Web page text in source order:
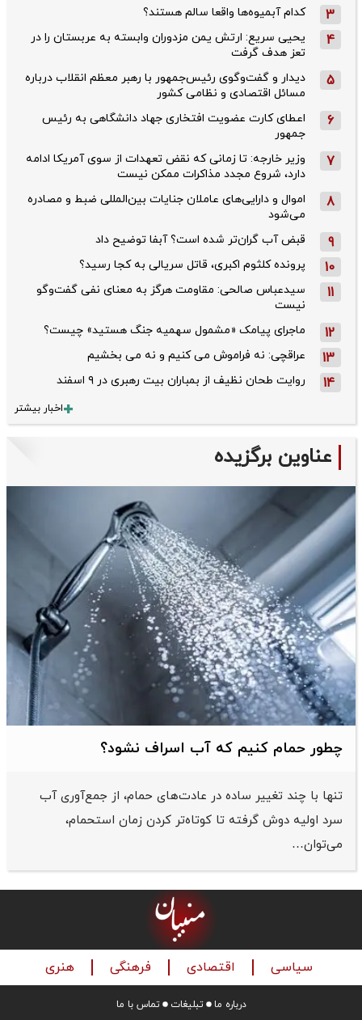
3 کدام آبمیوه‌ها واقعا سالم هستند؟
4
یحیی سریع: ارتش یمن مزدوران وابسته به عربستان را در
تعز هدف گرفت
5
دیدار و گفت‌وگوی رئیس‌جمهور با رهبر معظم انقلاب درباره
مسائل اقتصادی و نظامی کشور
6
اعطای کارت عضویت افتخاری جهاد دانشگاهی به رئیس‌
جمهور
7
وزیر خارجه: تا زمانی که نقض تعهدات از سوی آمریکا ادامه
دارد، شروع مجدد مذاکرات ممکن نیست
8
اموال و دارایی‌های عاملان جنایات بین‌المللی ضبط و مصادره
می‌شود
9 قبض آب گران‌تر شده است؟ آبفا توضیح داد
10 پرونده کلثوم اکبری، قاتل سریالی به کجا رسید؟
11
سیدعباس صالحی: مقاومت هرگز به معنای نفی گفت‌وگو
نیست
12 ماجرای پیامک «مشمول سهمیه جنگ هستید» چیست؟
13 عراقچی: نه فراموش می کنیم و نه می بخشیم
14 روایت طحان‌ نظیف از بمباران بیت رهبری در ۹ اسفند
اخبار بیشتر
عناوین برگزیده
چطور حمام کنیم که آب اسراف نشود؟
تنها با چند تغییر ساده در عادت‌های حمام، از جمع‌آوری آب
سرد اولیه دوش گرفته تا کوتاه‌تر کردن زمان استحمام،
می‌توان…
سیاسی اقتصادی فرهنگی هنری
درباره ما تبلیغات تماس با ما